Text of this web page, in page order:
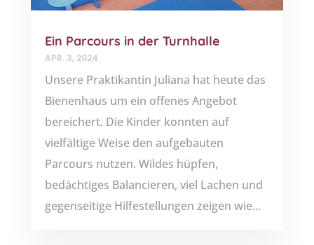
Ein Parcours in der Turnhalle
APR. 3, 2024
Unsere Praktikantin Juliana hat heute das
Bienenhaus um ein offenes Angebot
bereichert. Die Kinder konnten auf
vielfältige Weise den aufgebauten
Parcours nutzen. Wildes hüpfen,
bedächtiges Balancieren, viel Lachen und
gegenseitige Hilfestellungen zeigen wie...